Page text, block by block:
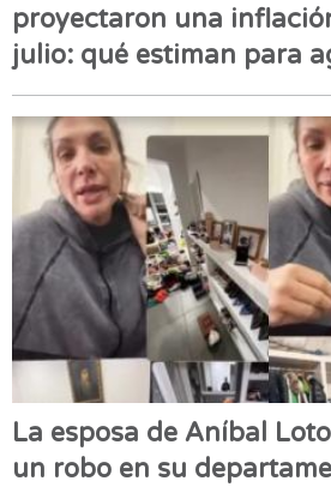
proyectaron una
julio: qué estiman para
La esposa de Aníbal
un robo en su